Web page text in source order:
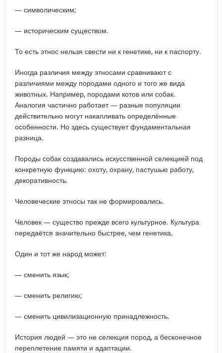
— символическим;
— историческим существом.
То есть этнос нельзя свести ни к генетике, ни к паспорту.
Иногда различия между этносами сравнивают с
различиями между породами одного и того же вида
животных. Например, породами котов или собак.
Аналогия частично работает — разные популяции
действительно могут накапливать определённые
особенности. Но здесь существует фундаментальная
разница.
Породы собак создавались искусственной селекцией под
конкретную функцию: охоту, охрану, пастушью работу,
декоративность.
Человеческие этносы так не формировались.
Человек — существо прежде всего культурное. Культура
передаётся значительно быстрее, чем генетика.
Один и тот же народ может:
— сменить язык;
— сменить религию;
— сменить цивилизационную принадлежность.
История людей — это не селекция пород, а бесконечное
переплетение памяти и адаптации.